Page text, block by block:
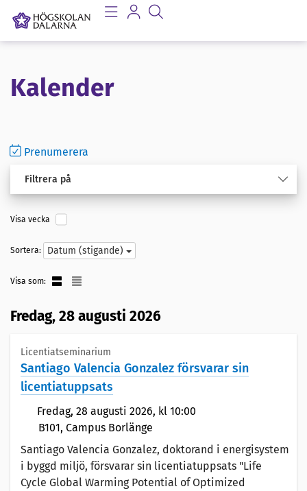
Kalender
Prenumerera
Filtrera på
Visa vecka
Sortera: Datum (stigande)
Visa som:
Fredag, 28 augusti 2026
Licentiatseminarium
Santiago Valencia Gonzalez försvarar sin
licentiatuppsats
Fredag, 28 augusti 2026, kl 10:00
B101, Campus Borlänge
Santiago Valencia Gonzalez, doktorand i energisystem
i byggd miljö, försvarar sin licentiatuppsats "Life
Cycle Global Warming Potential of Optimized